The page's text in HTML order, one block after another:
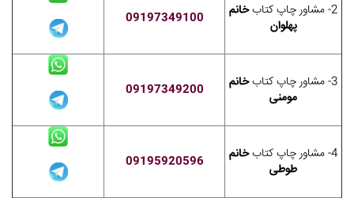
2- مشاور چاپ کتاب
خانم
پهلوان
09197349100
3- مشاور چاپ کتاب
خانم
مومنی
09197349200
4- مشاور چاپ کتاب
خانم
طوطی
09195920596